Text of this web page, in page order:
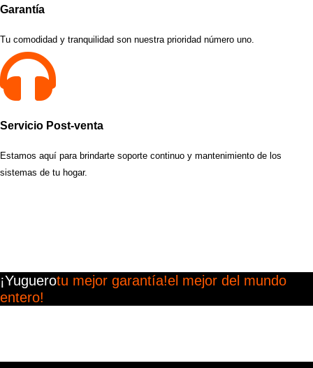
Garantía
Tu comodidad y tranquilidad son nuestra prioridad número uno.
Servicio Post-venta
Estamos aquí para brindarte soporte continuo y mantenimiento de los
sistemas de tu hogar.
¡Yuguerotu mejor garantía!el mejor del mundo
entero!